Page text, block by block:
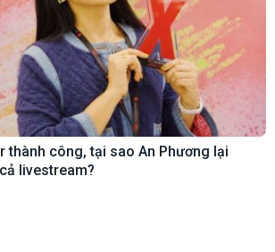
thành công, tại sao An Phương lại
livestream?